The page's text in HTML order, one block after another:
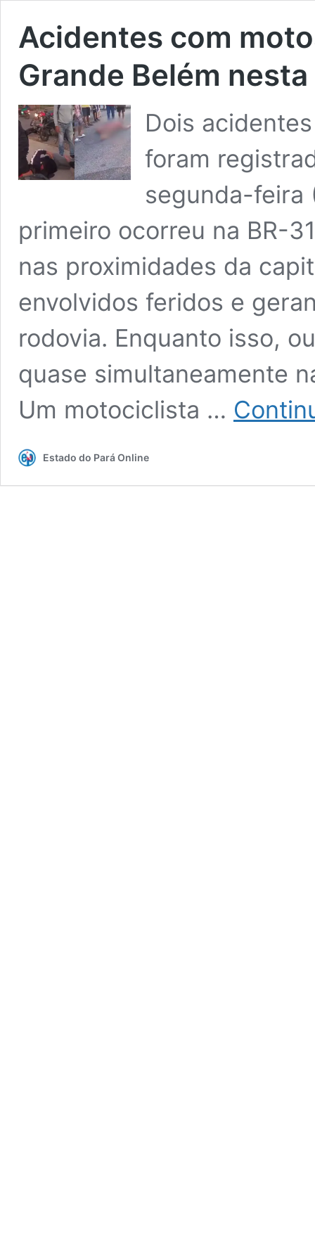
Acidentes com
Grande Belém
Dois
foram
segunda-feira
primeiro ocorreu na BR-
nas proximidades da
envolvidos feridos e
rodovia. Enquanto isso,
quase simultaneamente
Um motociclista …
Estado do Pará Online